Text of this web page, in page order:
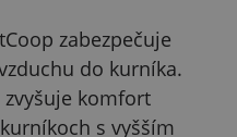
zabezpečuje
do kurníka.
komfort
s vyšším